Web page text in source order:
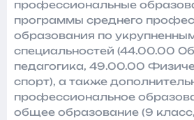
профессиональные
программы среднего
образования по
специальностей (44.00.00
педагогика, 49.00.00
спорт), а также
профессиональное
общее образование (9